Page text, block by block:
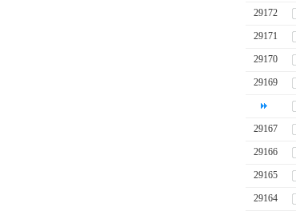
29172
29171
29170
29169
29167
29166
29165
29164